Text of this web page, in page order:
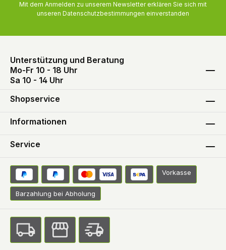
Mit dem Anmelden zu unserem Newsletter erklären Sie sich mit
unseren Datenschutzbestimmungen einverstanden
Unterstützung und Beratung
Mo-Fr 10 - 18 Uhr
Sa 10 - 14 Uhr
Shopservice
Informationen
Service
Vorkasse
Barzahlung bei Abholung